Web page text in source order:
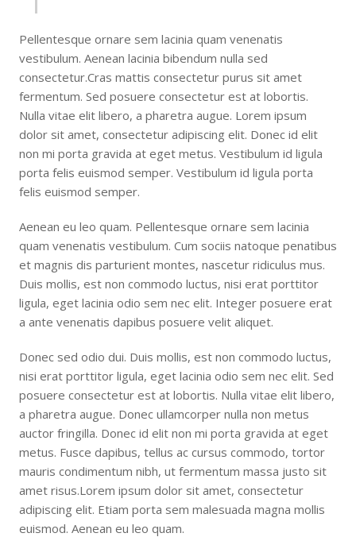
Pellentesque ornare sem lacinia quam venenatis
vestibulum. Aenean lacinia bibendum nulla sed
consectetur.Cras mattis consectetur purus sit amet
fermentum. Sed posuere consectetur est at lobortis.
Nulla vitae elit libero, a pharetra augue. Lorem ipsum
dolor sit amet, consectetur adipiscing elit. Donec id elit
non mi porta gravida at eget metus. Vestibulum id ligula
porta felis euismod semper. Vestibulum id ligula porta
felis euismod semper.
Aenean eu leo quam. Pellentesque ornare sem lacinia
quam venenatis vestibulum. Cum sociis natoque penatibus
et magnis dis parturient montes, nascetur ridiculus mus.
Duis mollis, est non commodo luctus, nisi erat porttitor
ligula, eget lacinia odio sem nec elit. Integer posuere erat
a ante venenatis dapibus posuere velit aliquet.
Donec sed odio dui. Duis mollis, est non commodo luctus,
nisi erat porttitor ligula, eget lacinia odio sem nec elit. Sed
posuere consectetur est at lobortis. Nulla vitae elit libero,
a pharetra augue. Donec ullamcorper nulla non metus
auctor fringilla. Donec id elit non mi porta gravida at eget
metus. Fusce dapibus, tellus ac cursus commodo, tortor
mauris condimentum nibh, ut fermentum massa justo sit
amet risus.Lorem ipsum dolor sit amet, consectetur
adipiscing elit. Etiam porta sem malesuada magna mollis
euismod. Aenean eu leo quam.